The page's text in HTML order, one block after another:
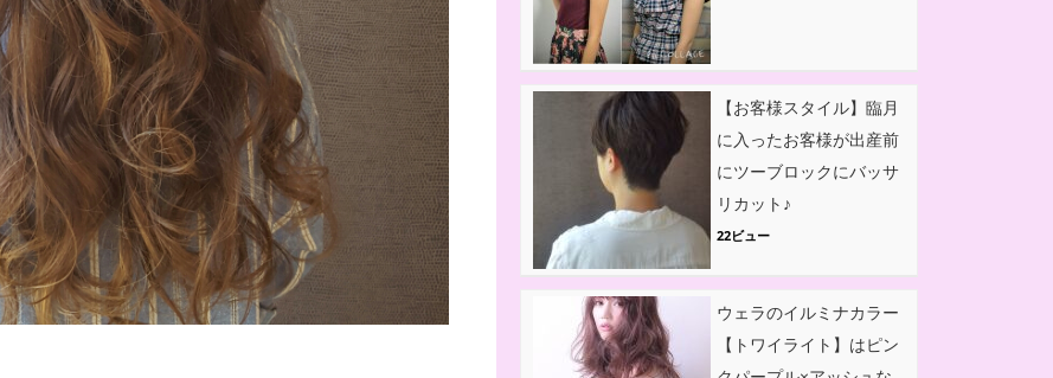
【お客様スタイル】臨月
に入ったお客様が出産前
にツーブロックにバッサ
リカット♪
22ビュー
ウェラのイルミナカラー
【トワイライト】はピン